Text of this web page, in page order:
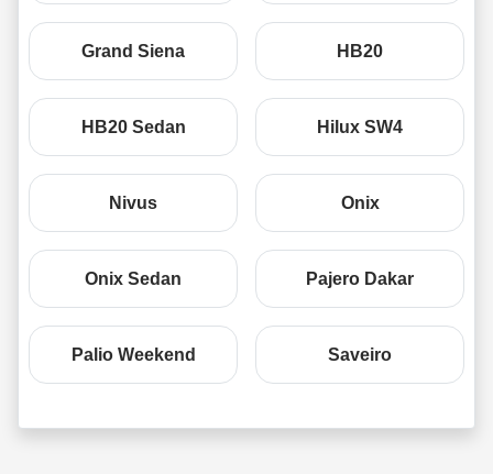
Grand Siena HB20
HB20 Sedan Hilux SW4
Nivus Onix
Onix Sedan Pajero Dakar
Palio Weekend Saveiro